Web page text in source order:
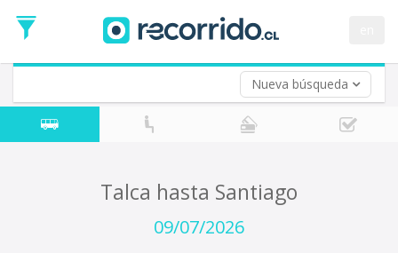
Nueva búsqueda
de
Ida
Vuelta (opcional)
Fecha
de
Talca hasta Santiago
09/07/2026